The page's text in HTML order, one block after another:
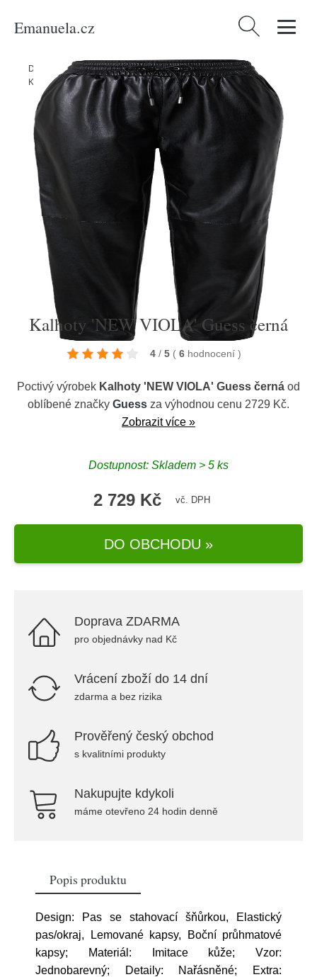
Emanuela.cz Vyhledávání
Domů Produkty/Ženy/Oblečení/Móda pro plnoštíhlé/Kalhoty
Kalhoty 'NEW VIOLA' Guess černá
Kalhoty 'NEW VIOLA' Guess černá
4 / 5 ( 6 hodnocení )
Poctivý výrobek Kalhoty 'NEW VIOLA' Guess černá od
oblíbené značky Guess za výhodnou cenu 2729 Kč.
Zobrazit více »
Dostupnost: Skladem > 5 ks
2 729 Kč vč. DPH
DO OBCHODU »
Doprava ZDARMA
pro objednávky nad Kč
Vrácení zboží do 14 dní
zdarma a bez rizika
Prověřený český obchod
s kvalitními produkty
Nakupujte kdykoli
máme otevřeno 24 hodin denně
Popis produktu
Design: Pas se stahovací šňůrkou, Elastický
pas/okraj, Lemované kapsy, Boční průhmatové
kapsy; Materiál: Imitace kůže; Vzor:
Jednobarevný; Detaily: Nařásněné; Extra: